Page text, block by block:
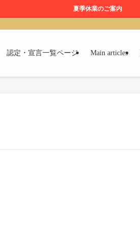
夏季休業のご案内
認定・宣言一覧ページ Main articles